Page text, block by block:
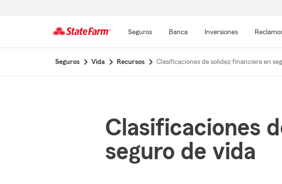
Seguros Banca Inversiones
Seguros Vida Recursos Clasificaciones de solidez financiera en
Clasificaciones
seguro de vida